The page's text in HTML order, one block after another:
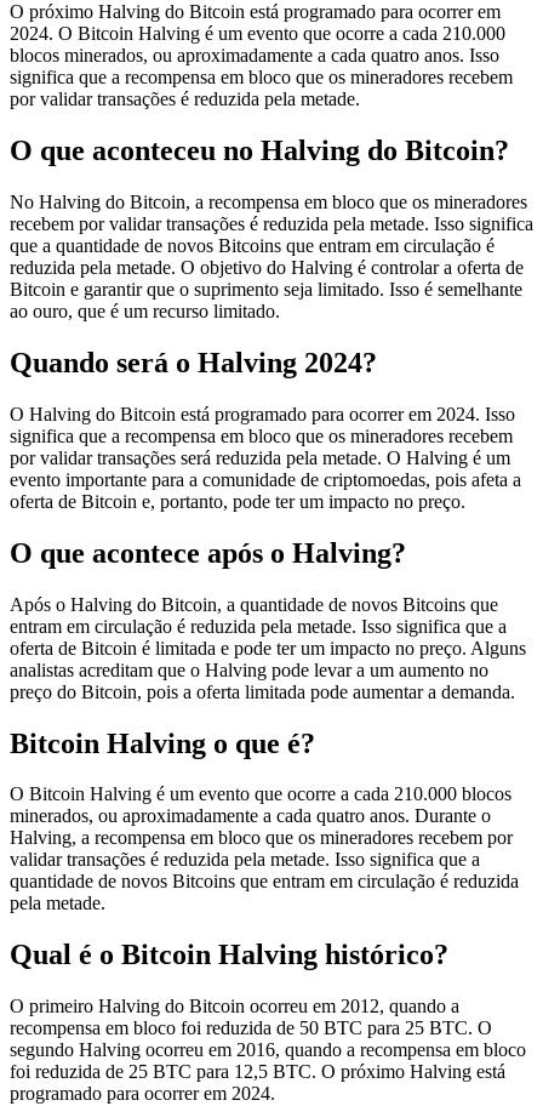
O próximo Halving do Bitcoin está programado para ocorrer em
2024. O Bitcoin Halving é um evento que ocorre a cada 210.000
blocos minerados, ou aproximadamente a cada quatro anos. Isso
significa que a recompensa em bloco que os mineradores recebem
por validar transações é reduzida pela metade.
O que aconteceu no Halving do Bitcoin?
No Halving do Bitcoin, a recompensa em bloco que os mineradores
recebem por validar transações é reduzida pela metade. Isso significa
que a quantidade de novos Bitcoins que entram em circulação é
reduzida pela metade. O objetivo do Halving é controlar a oferta de
Bitcoin e garantir que o suprimento seja limitado. Isso é semelhante
ao ouro, que é um recurso limitado.
Quando será o Halving 2024?
O Halving do Bitcoin está programado para ocorrer em 2024. Isso
significa que a recompensa em bloco que os mineradores recebem
por validar transações será reduzida pela metade. O Halving é um
evento importante para a comunidade de criptomoedas, pois afeta a
oferta de Bitcoin e, portanto, pode ter um impacto no preço.
O que acontece após o Halving?
Após o Halving do Bitcoin, a quantidade de novos Bitcoins que
entram em circulação é reduzida pela metade. Isso significa que a
oferta de Bitcoin é limitada e pode ter um impacto no preço. Alguns
analistas acreditam que o Halving pode levar a um aumento no
preço do Bitcoin, pois a oferta limitada pode aumentar a demanda.
Bitcoin Halving o que é?
O Bitcoin Halving é um evento que ocorre a cada 210.000 blocos
minerados, ou aproximadamente a cada quatro anos. Durante o
Halving, a recompensa em bloco que os mineradores recebem por
validar transações é reduzida pela metade. Isso significa que a
quantidade de novos Bitcoins que entram em circulação é reduzida
pela metade.
Qual é o Bitcoin Halving histórico?
O primeiro Halving do Bitcoin ocorreu em 2012, quando a
recompensa em bloco foi reduzida de 50 BTC para 25 BTC. O
segundo Halving ocorreu em 2016, quando a recompensa em bloco
foi reduzida de 25 BTC para 12,5 BTC. O próximo Halving está
programado para ocorrer em 2024.